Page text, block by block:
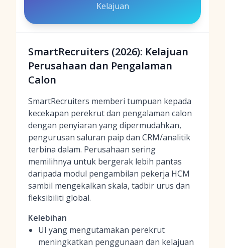
Kelajuan
SmartRecruiters (2026): Kelajuan
Perusahaan dan Pengalaman
Calon
SmartRecruiters memberi tumpuan kepada
kecekapan perekrut dan pengalaman calon
dengan penyiaran yang dipermudahkan,
pengurusan saluran paip dan CRM/analitik
terbina dalam. Perusahaan sering
memilihnya untuk bergerak lebih pantas
daripada modul pengambilan pekerja HCM
sambil mengekalkan skala, tadbir urus dan
fleksibiliti global.
Kelebihan
UI yang mengutamakan perekrut
meningkatkan penggunaan dan kelajuan